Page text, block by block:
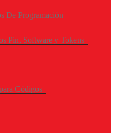
De Programación
Pin, Software y Tokens
Códigos